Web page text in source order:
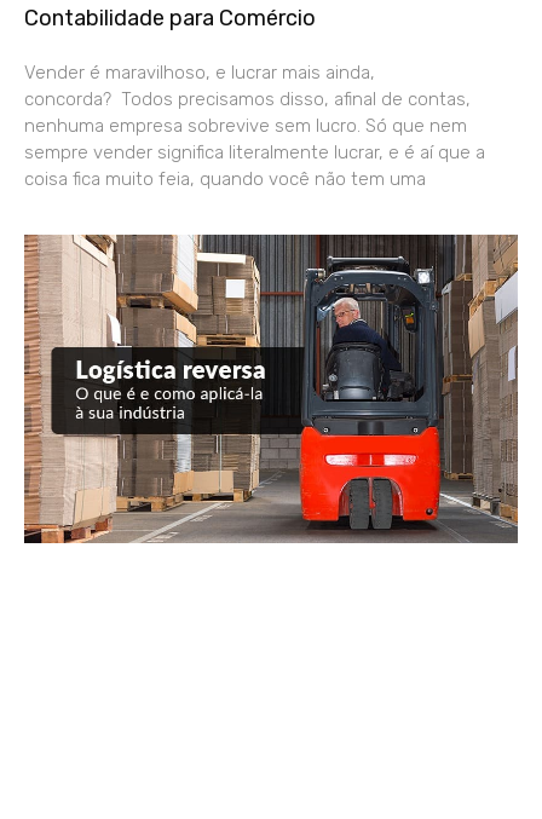
Contabilidade para Comércio
Vender é maravilhoso, e lucrar mais ainda,
concorda? Todos precisamos disso, afinal de contas,
nenhuma empresa sobrevive sem lucro. Só que nem
sempre vender significa literalmente lucrar, e é aí que a
coisa fica muito feia, quando você não tem uma